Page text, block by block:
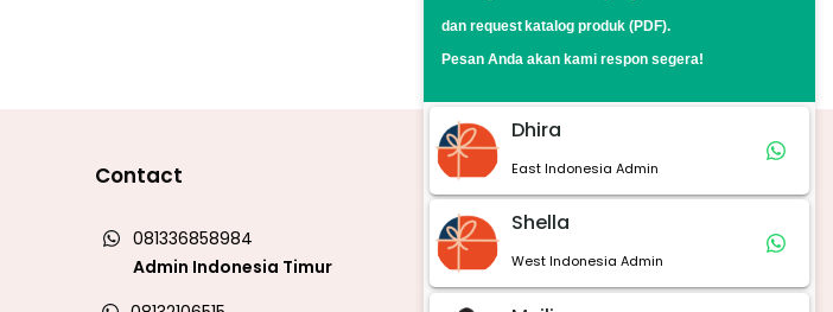
Contact
081336858984
Admin Indonesia Timur
Marketplace
dan requestkatalog produk (PDF).
Pesan Anda akan kami respon segera!
Dhira
East Indonesia Admin
Shella
West Indonesia Admin